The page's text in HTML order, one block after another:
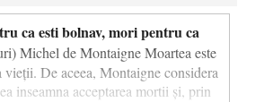
ca esti bolnav, mori pentru ca
Michel de Montaigne Moartea este
vieții. De aceea, Montaigne considera
inseamna acceptarea mortii și, prin